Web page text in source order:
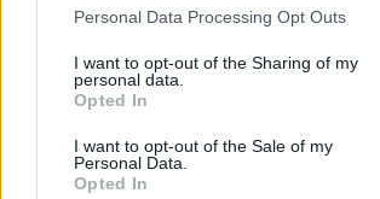
Please note that this website/app uses one
not limited to your visit or usage behaviour.
grant or deny consent to Google and its
use your data for below specified purposes
consent section.
Personal Data Processing Opt Outs
I want to opt-out of the Sharing of my
personal data.
Opted In
I want to opt-out of the Sale of my
Personal Data.
Opted In